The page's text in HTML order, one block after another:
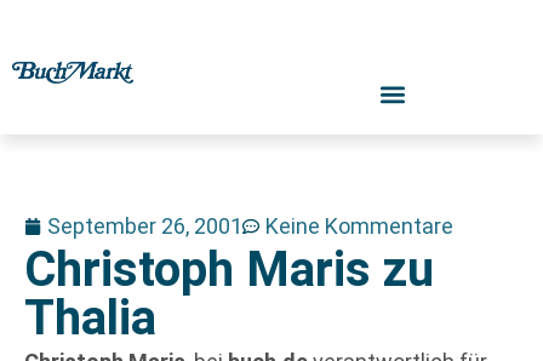
September 26, 2001 Keine Kommentare
Christoph Maris zu
Thalia